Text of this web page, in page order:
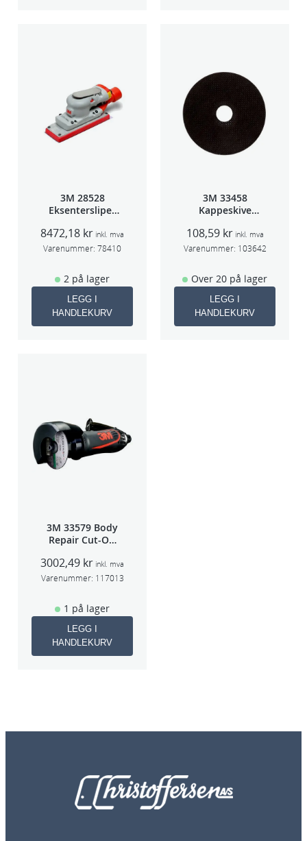
3M 28528
Eksentersliper
3mm slag
70×198
8472,18 kr inkl. mva
Varenummer: 78410
2 på lager
LEGG I
HANDLEKURV
3M 33458
Kappeskive
5stk/pk pris/stk
108,59 kr inkl. mva
Varenummer: 103642
Over 20 på lager
LEGG I
HANDLEKURV
3M 33579 Body
Repair Cut-Off
75mm
3002,49 kr inkl. mva
Varenummer: 117013
1 på lager
LEGG I
HANDLEKURV